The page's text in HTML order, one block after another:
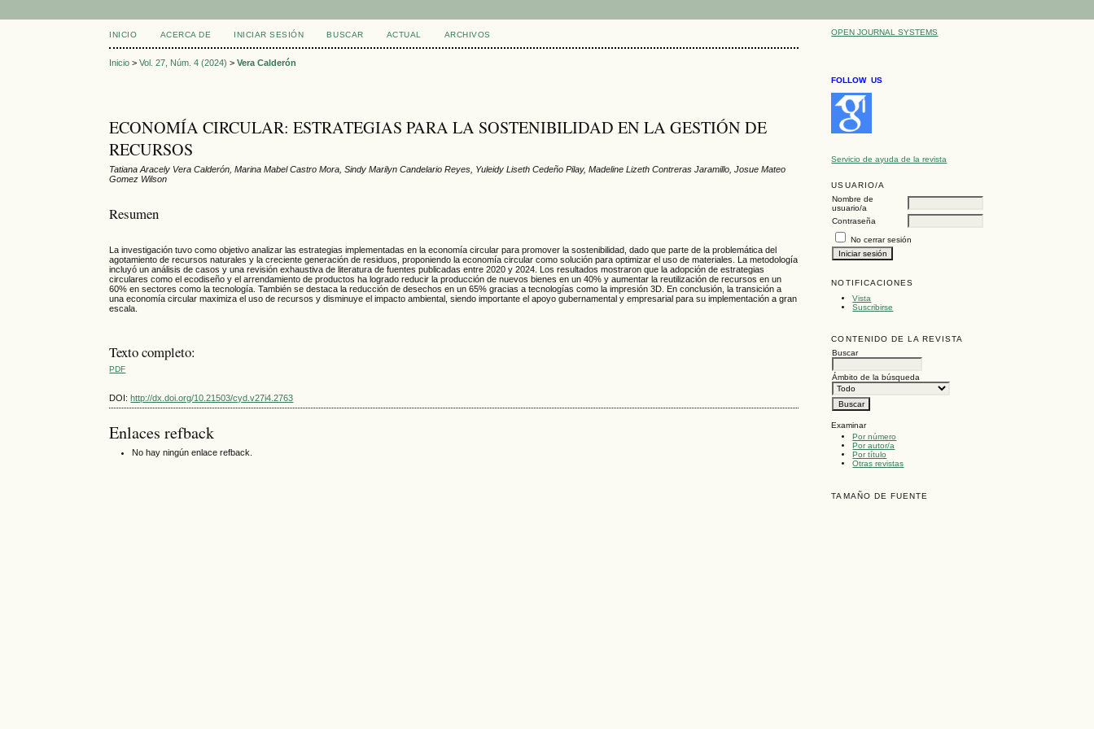
OPEN JOURNAL SYSTEMS
FOLLOW US
Servicio de ayuda de la revista
USUARIO/A
Nombre de
usuario/a
Contraseña
No cerrar sesión
NOTIFICACIONES
Vista
Suscribirse
CONTENIDO DE LA REVISTA
Buscar
Ámbito de la búsqueda
Examinar
Por número
Por autor/a
Por título
Otras revistas
TAMAÑO DE FUENTE
INICIO ACERCA DE INICIAR SESIÓN BUSCAR ACTUAL ARCHIVOS
Inicio >Vol. 27, Núm. 4 (2024) >Vera Calderón
ECONOMÍA CIRCULAR: ESTRATEGIAS PARA LA SOSTENIBILIDAD EN LA GESTIÓN DE
RECURSOS
Tatiana Aracely Vera Calderón, Marina Mabel Castro Mora, Sindy Marilyn Candelario Reyes, Yuleidy Liseth Cedeño Pilay, Madeline Lizeth Contreras Jaramillo, Josue Mateo
Gomez Wilson
Resumen
La investigación tuvo como objetivo analizar las estrategias implementadas en la economía circular para promover la sostenibilidad, dado que parte de la problemática del
agotamiento de recursos naturales y la creciente generación de residuos, proponiendo la economía circular como solución para optimizar el uso de materiales. La metodología
incluyó un análisis de casos y una revisión exhaustiva de literatura de fuentes publicadas entre 2020 y 2024. Los resultados mostraron que la adopción de estrategias
circulares como el ecodiseño y el arrendamiento de productos ha logrado reducir la producción de nuevos bienes en un 40% y aumentar la reutilización de recursos en un
60% en sectores como la tecnología. También se destaca la reducción de desechos en un 65% gracias a tecnologías como la impresión 3D. En conclusión, la transición a
una economía circular maximiza el uso de recursos y disminuye el impacto ambiental, siendo importante el apoyo gubernamental y empresarial para su implementación a gran
escala.
Texto completo:
PDF
DOI:http://dx.doi.org/10.21503/cyd.v27i4.2763
Enlaces refback
No hay ningún enlace refback.